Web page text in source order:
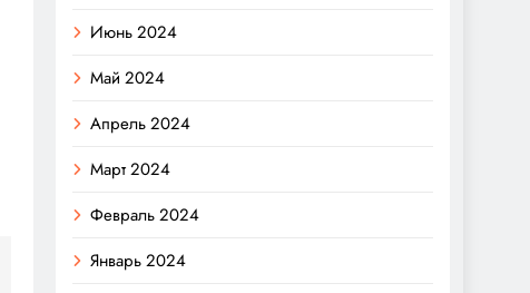
Июнь 2024
Май 2024
Апрель 2024
Март 2024
Февраль 2024
Январь 2024